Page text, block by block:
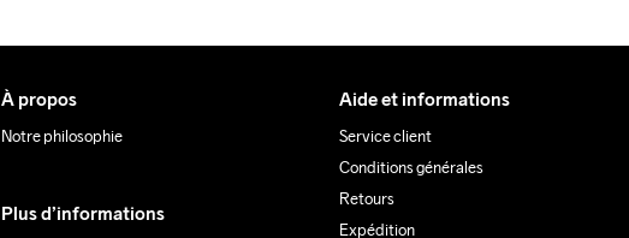
À propos
Notre philosophie
Plus d’informations
Aide et informations
Service client
Conditions générales
Retours
Expédition